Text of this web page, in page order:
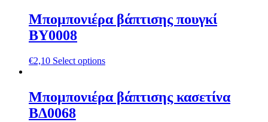
Μπομπονιέρα βάπτισης πουγκί
ΒΥ0008
€2,10 Select options
Μπομπονιέρα βάπτισης κασετίνα
ΒΔ0068